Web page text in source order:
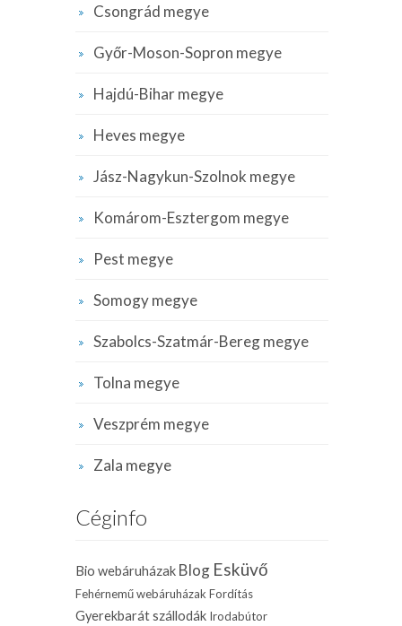
Csongrád megye
Győr-Moson-Sopron megye
Hajdú-Bihar megye
Heves megye
Jász-Nagykun-Szolnok megye
Komárom-Esztergom megye
Pest megye
Somogy megye
Szabolcs-Szatmár-Bereg megye
Tolna megye
Veszprém megye
Zala megye
Céginfo
Bio webáruházak Blog Esküvő
Fehérnemű webáruházak Fordítás
Gyerekbarát szállodák Irodabútor